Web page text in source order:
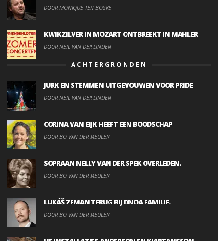
DOOR MONIQUE TEN BOSKE
KWIKZILVER IN MOZART ONTBREEKT IN MAHLER
DOOR NEIL VAN DER LINDEN
ACHTERGRONDEN
JURK EN STEMMEN UITGEVOUWEN VOOR PRIDE
DOOR NEIL VAN DER LINDEN
CORINA VAN EIJK HEEFT EEN BOODSCHAP
DOOR BO VAN DER MEULEN
SOPRAAN NELLY VAN DER SPEK OVERLEDEN.
DOOR BO VAN DER MEULEN
LUKÁŠ ZEMAN TERUG BIJ DNOA FAMILIE.
DOOR BO VAN DER MEULEN